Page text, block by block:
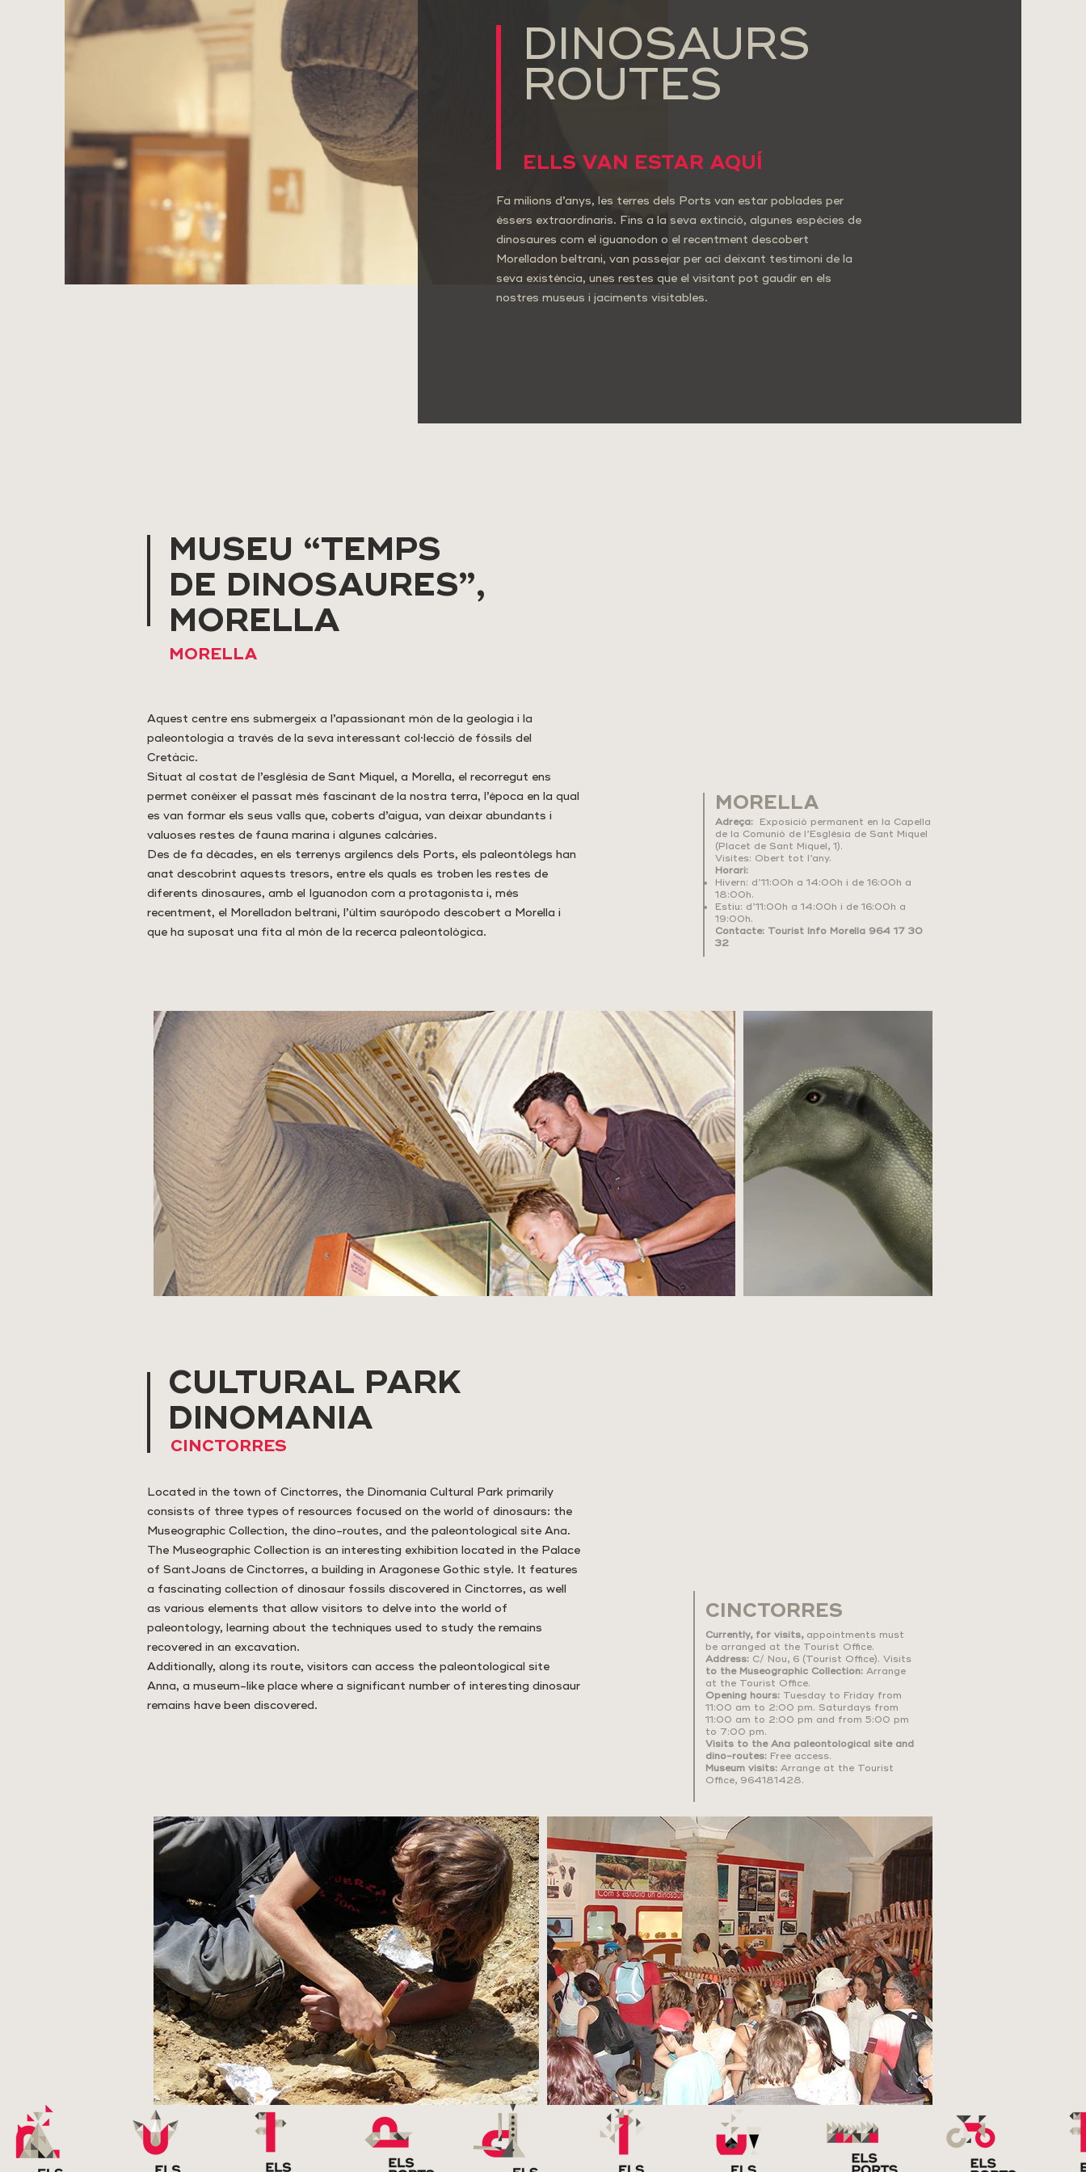
DINOSAURS
ROUTES
ELLS VAN ESTAR AQUÍ
Fa milions d’anys, les terres dels Ports van estar poblades per
éssers extraordinaris. Fins a la seva extinció, algunes espècies de
dinosaures com el iguanodon o el recentment descobert
Morelladon beltrani, van passejar per ací deixant testimoni de la
seva existència, unes restes que el visitant pot gaudir en els
nostres museus i jaciments visitables.
MUSEU “TEMPS
DE DINOSAURES”,
MORELLA
MORELLA
Aquest centre ens submergeix a l’apassionant món de la geologia i la
paleontologia a través de la seva interessant col·lecció de fòssils del
Cretàcic.
Situat al costat de l’església de Sant Miquel, a Morella, el recorregut ens
permet conèixer el passat més fascinant de la nostra terra, l’època en la qual
es van formar els seus valls que, coberts d’aigua, van deixar abundants i
valuoses restes de fauna marina i algunes calcàries.
Des de fa dècades, en els terrenys argilencs dels Ports, els paleontòlegs han
anat descobrint aquests tresors, entre els quals es troben les restes de
diferents dinosaures, amb el Iguanodon com a protagonista i, més
recentment, el Morelladon beltrani, l’últim saurópodo descobert a Morella i
que ha suposat una fita al món de la recerca paleontològica.
MORELLA
Adreça: Exposició permanent en la Capella
de la Comunió de l’Església de Sant Miquel
(Placet de Sant Miquel, 1).
Visites: Obert tot l’any.
Horari:
Hivern: d’11:00h a 14:00h i de 16:00h a
18:00h.
Estiu: d’11:00h a 14:00h i de 16:00h a
19:00h.
Contacte: Tourist Info Morella 964 17 30
32
CULTURAL PARK
DINOMANIA
CINCTORRES
Located in the town of Cinctorres, the Dinomanía Cultural Park primarily
consists of three types of resources focused on the world of dinosaurs: the
Museographic Collection, the dino-routes, and the paleontological site Ana.
The Museographic Collection is an interesting exhibition located in the Palace
of SantJoans de Cinctorres, a building in Aragonese Gothic style. It features
a fascinating collection of dinosaur fossils discovered in Cinctorres, as well
as various elements that allow visitors to delve into the world of
paleontology, learning about the techniques used to study the remains
recovered in an excavation.
Additionally, along its route, visitors can access the paleontological site
Anna, a museum-like place where a significant number of interesting dinosaur
remains have been discovered.
CINCTORRES
Currently, for visits,appointments must
be arranged at the Tourist Office.
Address: C/ Nou, 6 (Tourist Office). Visits
to the Museographic Collection: Arrange
at the Tourist Office.
Opening hours: Tuesday to Friday from
11:00 am to 2:00 pm. Saturdays from
11:00 am to 2:00 pm and from 5:00 pm
to 7:00 pm.
Visits to the Ana paleontological site and
dino-routes: Free access.
Museum visits: Arrange at the Tourist
Office, 964181428.